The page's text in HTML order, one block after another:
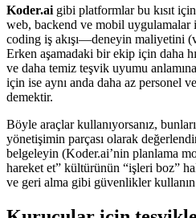
Koder.ai gibi platformlar bu kısıt
web, backend ve mobil uygulamalar
coding iş akışı—deneyin maliyetini
Erken aşamadaki bir ekip için daha
ve daha temiz teşvik uyumu
için ise aynı anda daha az personel
demektir.
Böyle araçlar kullanıyorsanız,
yönetişimin parçası olarak
belgeleyin (Koder.ai’nin planlama
hareket et” kültürünün “işleri boz”
ve geri alma gibi güvenlikler